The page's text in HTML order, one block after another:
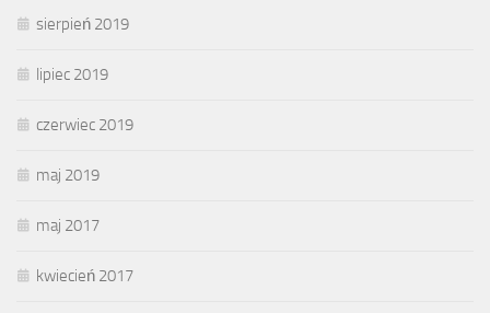
sierpień 2019
lipiec 2019
czerwiec 2019
maj 2019
maj 2017
kwiecień 2017